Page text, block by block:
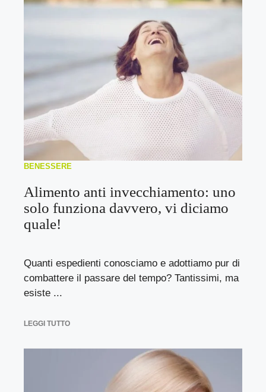
BENESSERE
Alimento anti invecchiamento: uno
solo funziona davvero, vi diciamo
quale!
Quanti espedienti conosciamo e adottiamo pur di
combattere il passare del tempo? Tantissimi, ma
esiste ...
LEGGI TUTTO